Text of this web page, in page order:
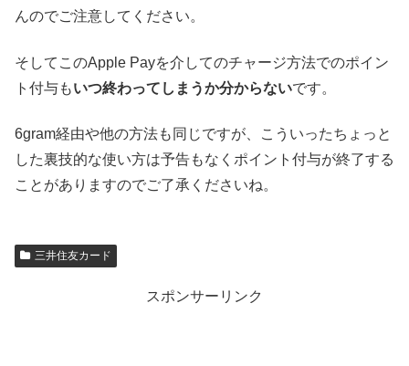
んのでご注意してください。
そしてこのApple Payを介してのチャージ方法でのポイン
ト付与もいつ終わってしまうか分からないです。
6gram経由や他の方法も同じですが、こういったちょっと
した裏技的な使い方は予告もなくポイント付与が終了する
ことがありますのでご了承くださいね。
三井住友カード
スポンサーリンク